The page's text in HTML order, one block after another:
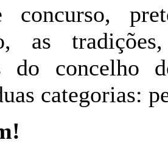
concurso,
as
do concelho
categorias: